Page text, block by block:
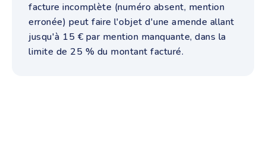
facture incomplète (numéro absent, mention
erronée) peut faire l'objet d'une amende allant
jusqu'à 15 € par mention manquante, dans la
limite de 25 % du montant facturé.